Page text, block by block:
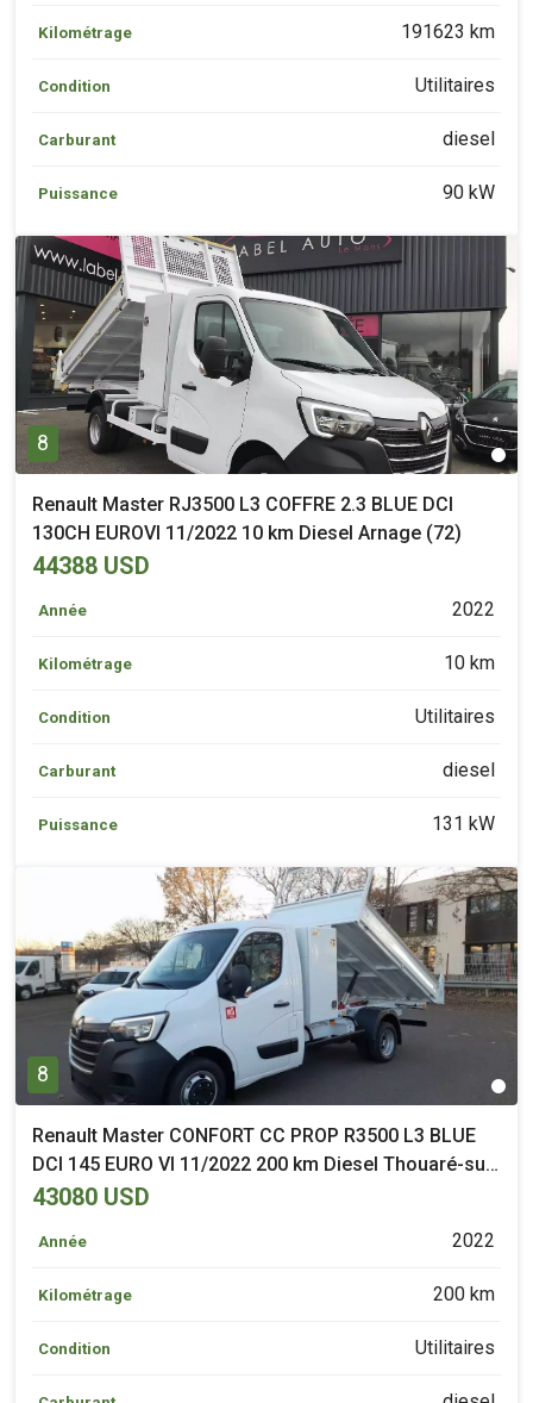
Kilométrage 191623 km
Condition Utilitaires
Carburant diesel
Puissance 90 kW
8
Renault Master RJ3500 L3 COFFRE 2.3 BLUE DCI
130CH EUROVI 11/2022 10 km Diesel Arnage (72)
44388 USD
Année 2022
Kilométrage 10 km
Condition Utilitaires
Carburant diesel
Puissance 131 kW
8
Renault Master CONFORT CC PROP R3500 L3 BLUE
DCI 145 EURO VI 11/2022 200 km Diesel Thouaré-sur-
Loire (44)
43080 USD
Année 2022
Kilométrage 200 km
Condition Utilitaires